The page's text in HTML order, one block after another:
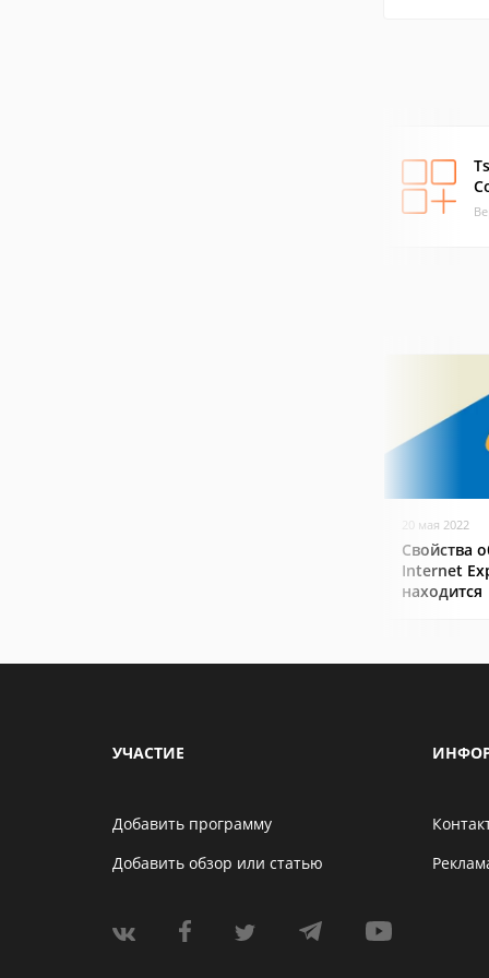
20 мая 2022
Свойства
Internet
находится
УЧАСТИЕ
Добавить программу
Добавить обзор или статью